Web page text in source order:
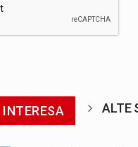
ALTE